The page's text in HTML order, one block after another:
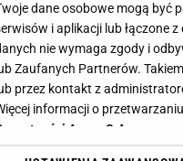
Andrzej
dane osobowe mogą być
i aplikacji lub łączone
nie wymaga zgody i
Zaufanych Partnerów.
przez kontakt z
informacji o
Agora S.A.